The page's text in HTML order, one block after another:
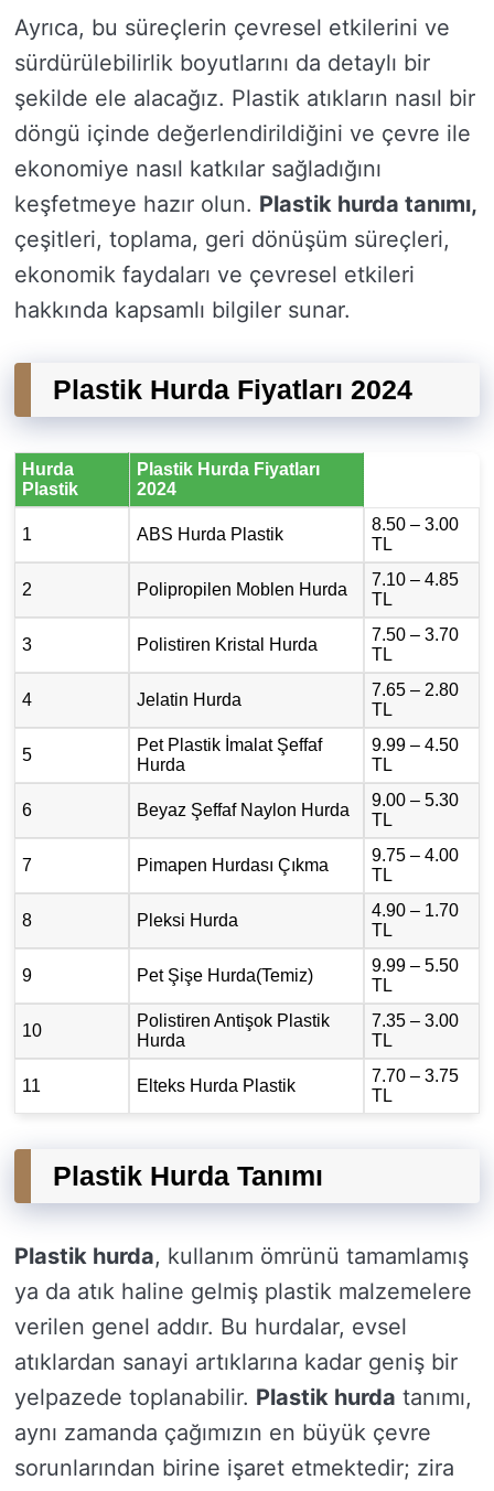
Ayrıca, bu süreçlerin çevresel etkilerini ve
sürdürülebilirlik boyutlarını da detaylı bir
şekilde ele alacağız. Plastik atıkların nasıl bir
döngü içinde değerlendirildiğini ve çevre ile
ekonomiye nasıl katkılar sağladığını
keşfetmeye hazır olun. Plastik hurda tanımı,
çeşitleri, toplama, geri dönüşüm süreçleri,
ekonomik faydaları ve çevresel etkileri
hakkında kapsamlı bilgiler sunar.
Plastik Hurda Fiyatları 2024
Hurda
Plastik
Plastik Hurda Fiyatları
2024
1 ABS Hurda Plastik
8.50 – 3.00
TL
2 Polipropilen Moblen Hurda
7.10 – 4.85
TL
3 Polistiren Kristal Hurda
7.50 – 3.70
TL
4 Jelatin Hurda
7.65 – 2.80
TL
5
Pet Plastik İmalat Şeffaf
Hurda
9.99 – 4.50
TL
6 Beyaz Şeffaf Naylon Hurda
9.00 – 5.30
TL
7 Pimapen Hurdası Çıkma
9.75 – 4.00
TL
8 Pleksi Hurda
4.90 – 1.70
TL
9 Pet Şişe Hurda(Temiz)
9.99 – 5.50
TL
10
Polistiren Antişok Plastik
Hurda
7.35 – 3.00
TL
11 Elteks Hurda Plastik
7.70 – 3.75
TL
Plastik Hurda Tanımı
Plastik hurda, kullanım ömrünü tamamlamış
ya da atık haline gelmiş plastik malzemelere
verilen genel addır. Bu hurdalar, evsel
atıklardan sanayi artıklarına kadar geniş bir
yelpazede toplanabilir. Plastik hurda tanımı,
aynı zamanda çağımızın en büyük çevre
sorunlarından birine işaret etmektedir; zira